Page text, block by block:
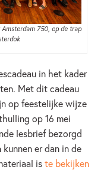
750, op de trap
in het kader
Met dit cadeau
op feestelijke wijze
op 16 mei
lesbrief bezorgd
er dan in de
iste bekijken